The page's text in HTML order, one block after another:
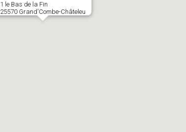
1 le Bas de la Fin
25570 Grand'Combe-Châteleu